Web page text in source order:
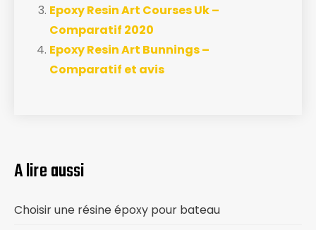
Epoxy Resin Art Courses Uk –
Comparatif 2020
Epoxy Resin Art Bunnings –
Comparatif et avis
A lire aussi
Choisir une résine époxy pour bateau